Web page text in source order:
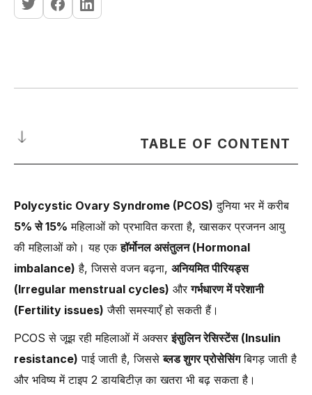
TABLE OF CONTENT
-🔴 PCOS की खास देखभाल क्यों ज़रूरी है?
-🟢 PCOS मैनेजमेंट के लिए नेचुरल अप्रोच ज़रूरी क्यों है?
🟣 PCOS सप्लिमेंट क्या होता है और यह कैसे मदद करता है?
-1. 🧬 हॉर्मोनल बैलेंस को सपोर्ट करता है
-2. 💉 इंसुलिन सेंसिटिविटी को सुधारता है
-3. 📆 मासिक धर्म चक्र को नियमित करता है
-4. 🤰 फर्टिलिटी को बेहतर बनाता है
-5. ⚖️ वज़न नियंत्रण में मदद करता है
Polycystic Ovary Syndrome (PCOS) दुनिया भर में करीब
5% से 15% महिलाओं को प्रभावित करता है, खासकर प्रजनन आयु
की महिलाओं को। यह एकहॉर्मोनल असंतुलन (Hormonal
imbalance) है, जिससे वजन बढ़ना, अनियमित पीरियड्स
(Irregular menstrual cycles) औरगर्भधारण में परेशानी
(Fertility issues) जैसी समस्याएँ हो सकती हैं।
PCOS से जूझ रही महिलाओं में अक्सरइंसुलिन रेसिस्टेंस (Insulin
resistance) पाई जाती है, जिससेब्लड शुगर प्रोसेसिंगबिगड़ जाती है
और भविष्य में टाइप 2 डायबिटीज़ का खतरा भी बढ़ सकता है।